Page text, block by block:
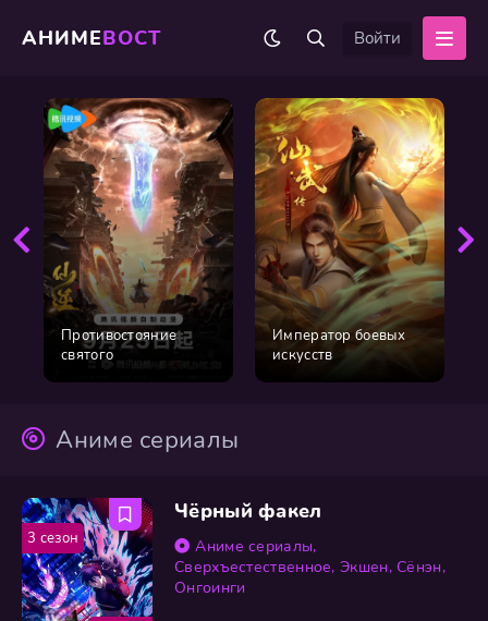
АНИМЕВОСТ Войти
Противостояние
святого
Император боевых
искусств
Аниме сериалы
Чёрный факел
Аниме сериалы,
Сверхъестественное,Экшен, Сёнэн,
Онгоинги
3 сезон